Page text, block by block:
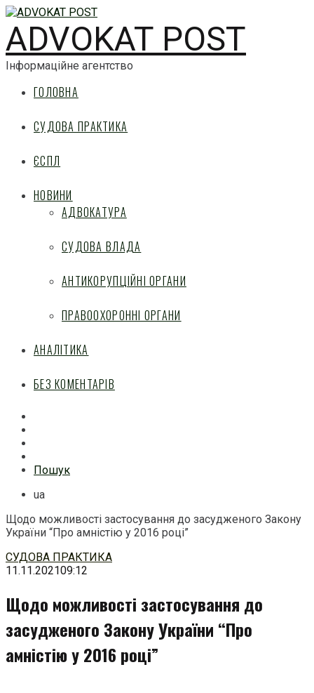
ADVOKAT POST
Інформаційне агентство
ГОЛОВНА
СУДОВА ПРАКТИКА
ЄСПЛ
НОВИНИ
АДВОКАТУРА
СУДОВА ВЛАДА
АНТИКОРУПЦІЙНІ ОРГАНИ
ПРАВООХОРОННІ ОРГАНИ
АНАЛІТИКА
БЕЗ КОМЕНТАРІВ
Пошук
ua
Щодо можливості застосування до засудженого Закону
України “Про амністію у 2016 році”
Перейти
до
СУДОВА ПРАКТИКА
11.11.202109:12
Щодо можливості застосування до
засудженого Закону України “Про
амністію у 2016 році”